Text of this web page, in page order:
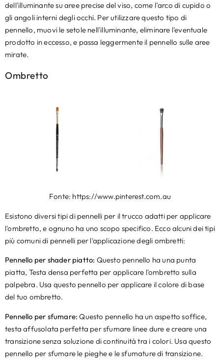
dell'illuminante su aree precise del viso, come l’arco di cupido o
gli angoli interni degli occhi. Per utilizzare questo tipo di
pennello, muovi le setole nell'illuminante, eliminare l'eventuale
prodotto in eccesso, e passa leggermente il pennello sulle aree
mirate.
Ombretto
Fonte: https://www.pinterest.com.au
Esistono diversi tipi di pennelli per il trucco adatti per applicare
l'ombretto, e ognuno ha uno scopo specifico. Ecco alcuni dei tipi
più comuni di pennelli per l'applicazione degli ombretti:
Pennello per shader piatto: Questo pennello ha una punta
piatta, Testa densa perfetta per applicare l'ombretto sulla
palpebra. Usa questo pennello per applicare il colore di base
del tuo ombretto.
Pennello per sfumare:Questo pennello ha un aspetto soffice,
testa affusolata perfetta per sfumare linee dure e creare una
transizione senza soluzione di continuità tra i colori. Usa questo
pennello per sfumare le pieghe e le sfumature di transizione.